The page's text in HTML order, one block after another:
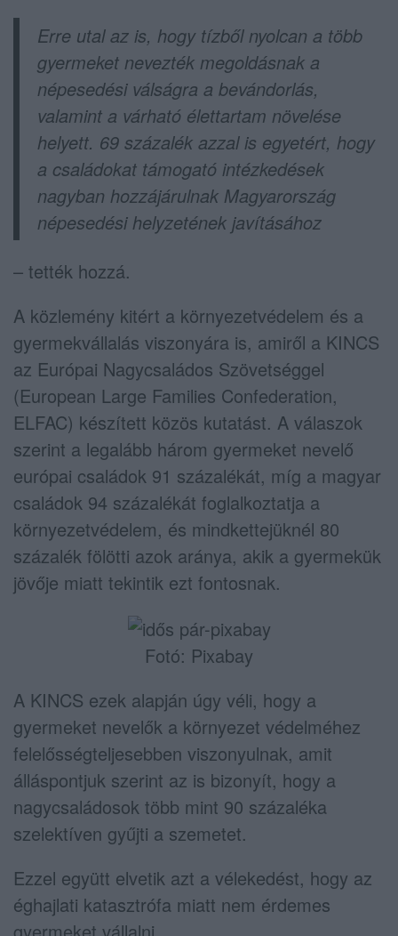
Erre utal az is, hogy tízből nyolcan a több
gyermeket nevezték megoldásnak a
népesedési válságra a bevándorlás,
valamint a várható élettartam növelése
helyett. 69 százalék azzal is egyetért, hogy
a családokat támogató intézkedések
nagyban hozzájárulnak Magyarország
népesedési helyzetének javításához
– tették hozzá.
A közlemény kitért a környezetvédelem és a
gyermekvállalás viszonyára is, amiről a KINCS
az Európai Nagycsaládos Szövetséggel
(European Large Families Confederation,
ELFAC) készített közös kutatást. A válaszok
szerint a legalább három gyermeket nevelő
európai családok 91 százalékát, míg a magyar
családok 94 százalékát foglalkoztatja a
környezetvédelem, és mindkettejüknél 80
százalék fölötti azok aránya, akik a gyermekük
jövője miatt tekintik ezt fontosnak.
Fotó: Pixabay
A KINCS ezek alapján úgy véli, hogy a
gyermeket nevelők a környezet védelméhez
felelősségteljesebben viszonyulnak, amit
álláspontjuk szerint az is bizonyít, hogy a
nagycsaládosok több mint 90 százaléka
szelektíven gyűjti a szemetet.
Ezzel együtt elvetik azt a vélekedést, hogy az
éghajlati katasztrófa miatt nem érdemes